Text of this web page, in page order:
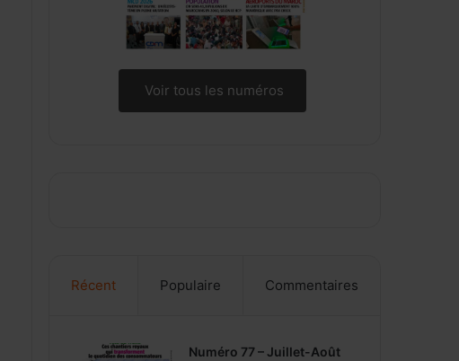
Voir tous les numéros
Récent Populaire Commentaires
Numéro 77 – Juillet-Août